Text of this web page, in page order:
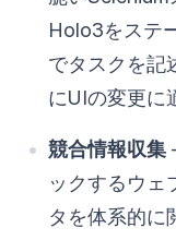
Holo3をステ
でタスクを記
にUIの変更に
競合情報収集
ックするウェ
タを体系的に